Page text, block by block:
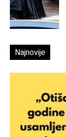
Najnovije